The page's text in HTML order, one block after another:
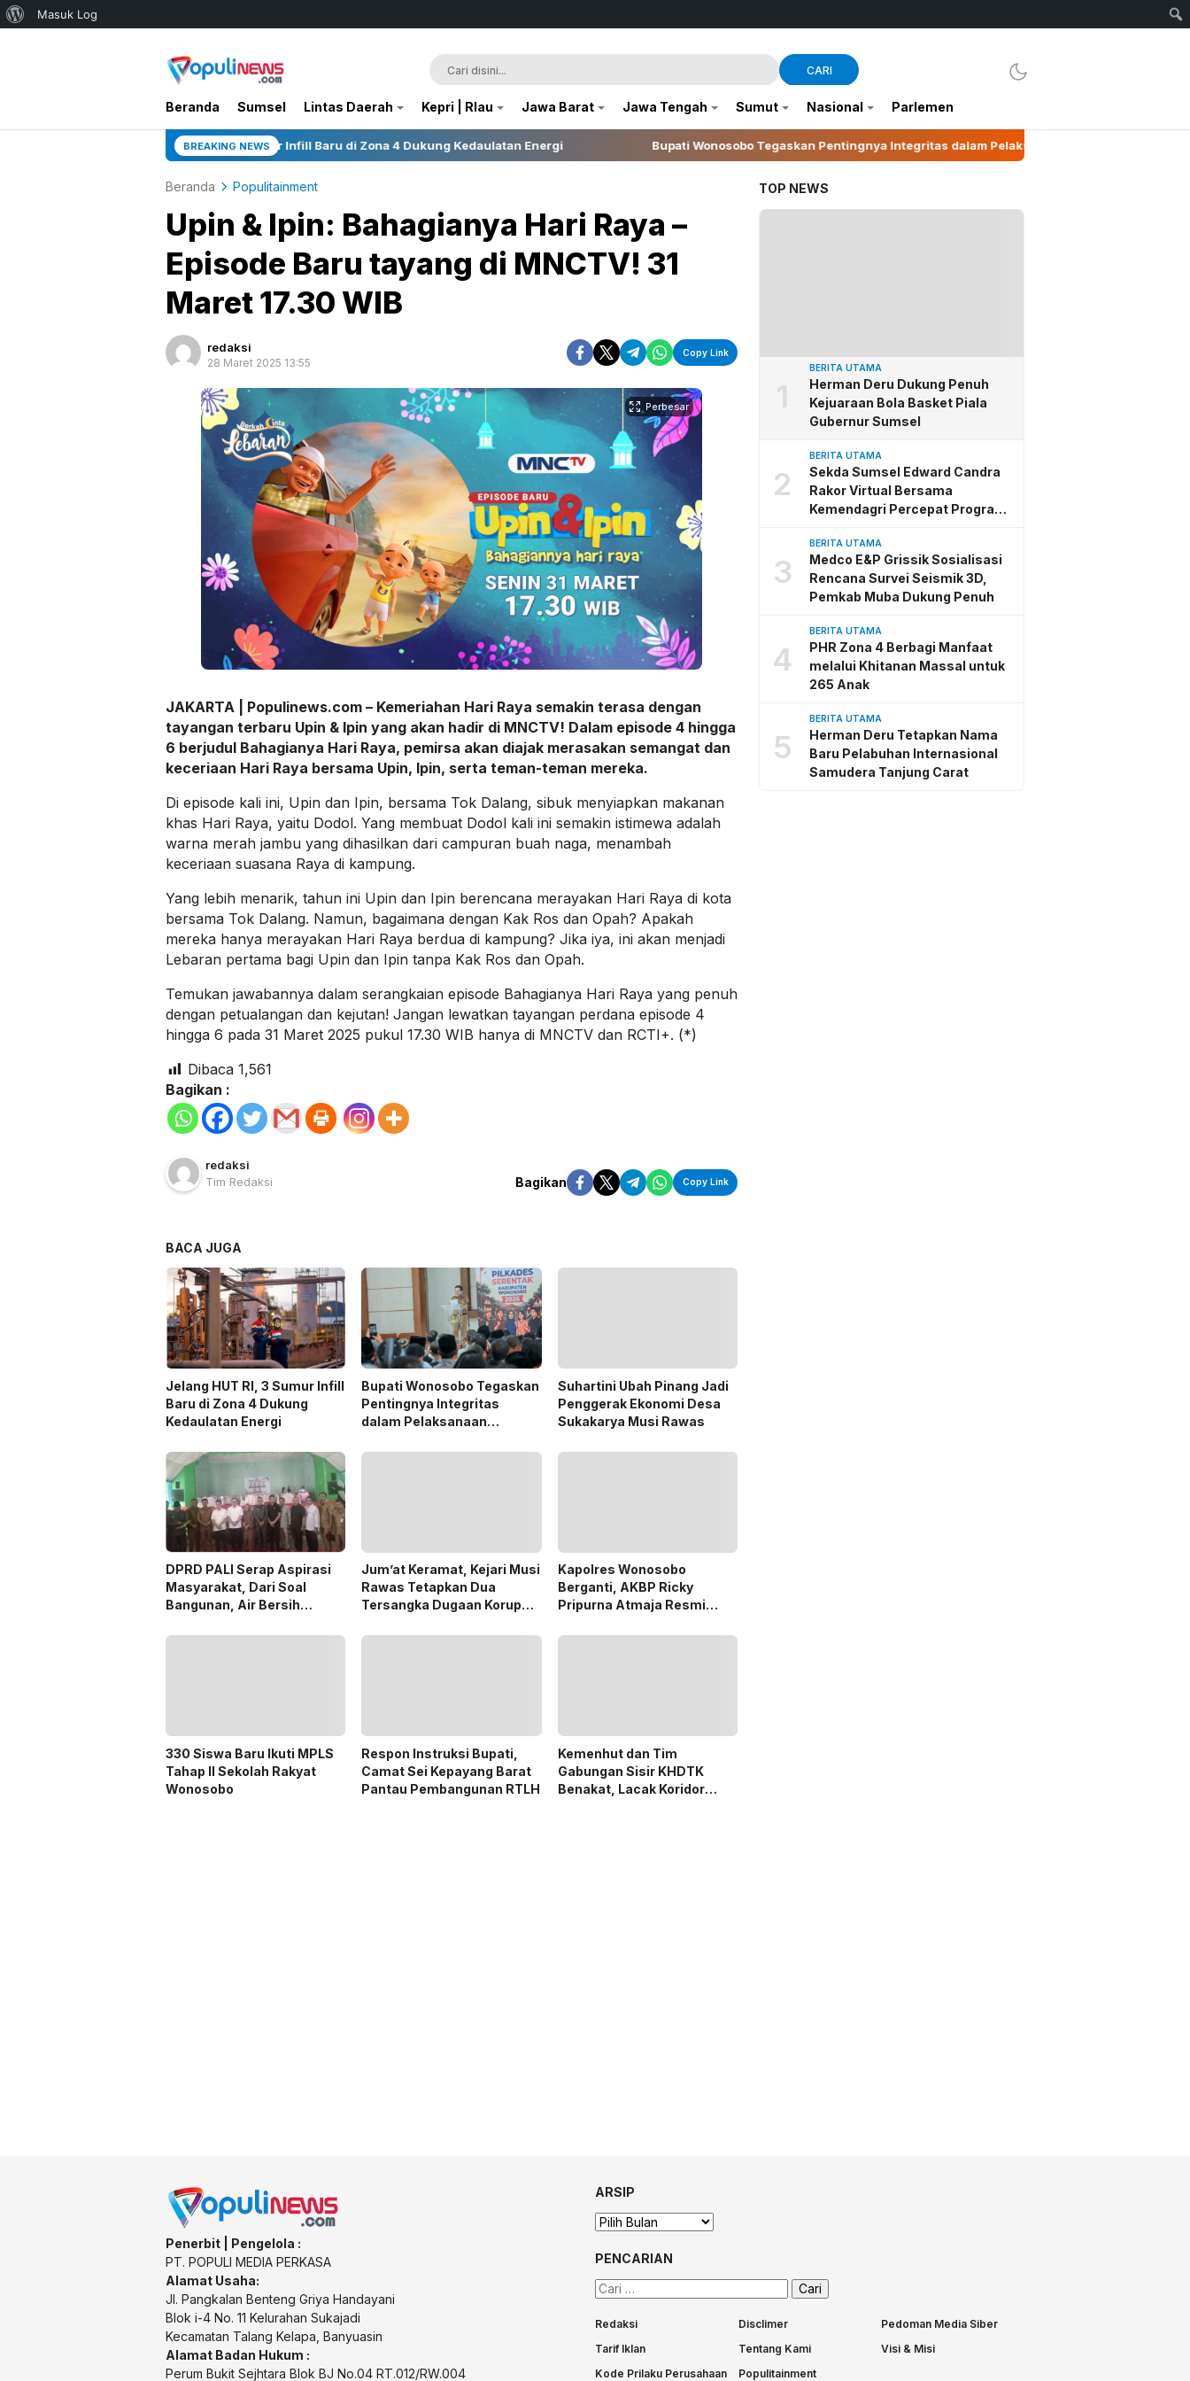
Tentang
Masuk Log
CARI
Beranda Sumsel Lintas Daerah Kepri | RIau Jawa Barat Jawa Tengah Sumut Nasional Parlemen
BREAKING NEWS
Jelang HUT RI, 3 Sumur Infill Baru di Zona 4 Dukung Kedaulatan Energi Bupati Wonosobo Tegaskan Pentingnya Integritas dalam Pelaksanaan Pilkades 2026
Beranda Populitainment
Upin & Ipin: Bahagianya Hari Raya –
Episode Baru tayang di MNCTV! 31
Maret 17.30 WIB
redaksi
28 Maret 2025 13:55
Copy Link
Perbesar
JAKARTA | Populinews.com – Kemeriahan Hari Raya semakin terasa dengan
tayangan terbaru Upin & Ipin yang akan hadir di MNCTV! Dalam episode 4 hingga
6 berjudul Bahagianya Hari Raya, pemirsa akan diajak merasakan semangat dan
keceriaan Hari Raya bersama Upin, Ipin, serta teman-teman mereka.
Di episode kali ini, Upin dan Ipin, bersama Tok Dalang, sibuk menyiapkan makanan
khas Hari Raya, yaitu Dodol. Yang membuat Dodol kali ini semakin istimewa adalah
warna merah jambu yang dihasilkan dari campuran buah naga, menambah
keceriaan suasana Raya di kampung.
Yang lebih menarik, tahun ini Upin dan Ipin berencana merayakan Hari Raya di kota
bersama Tok Dalang. Namun, bagaimana dengan Kak Ros dan Opah? Apakah
mereka hanya merayakan Hari Raya berdua di kampung? Jika iya, ini akan menjadi
Lebaran pertama bagi Upin dan Ipin tanpa Kak Ros dan Opah.
Temukan jawabannya dalam serangkaian episode Bahagianya Hari Raya yang penuh
dengan petualangan dan kejutan! Jangan lewatkan tayangan perdana episode 4
hingga 6 pada 31 Maret 2025 pukul 17.30 WIB hanya di MNCTV dan RCTI+. (*)
Dibaca 1,561
Bagikan :
redaksi
Tim Redaksi
Bagikan Copy Link
BACA JUGA
Jelang HUT RI, 3 Sumur Infill
Baru di Zona 4 Dukung
Kedaulatan Energi
Bupati Wonosobo Tegaskan
Pentingnya Integritas
dalam Pelaksanaan
Suhartini Ubah Pinang Jadi
Penggerak Ekonomi Desa
Sukakarya Musi Rawas
DPRD PALI Serap Aspirasi
Masyarakat, Dari Soal
Bangunan, Air Bersih
Jum’at Keramat, Kejari Musi
Rawas Tetapkan Dua
Tersangka Dugaan Korupsi
Kapolres Wonosobo
Berganti, AKBP Ricky
Pripurna Atmaja Resmi
330 Siswa Baru Ikuti MPLS
Tahap II Sekolah Rakyat
Wonosobo
Respon Instruksi Bupati,
Camat Sei Kepayang Barat
Pantau Pembangunan RTLH
Kemenhut dan Tim
Gabungan Sisir KHDTK
Benakat, Lacak Koridor
TOP NEWS
1
BERITA UTAMA
Herman Deru Dukung Penuh
Kejuaraan Bola Basket Piala
Gubernur Sumsel
2
BERITA UTAMA
Sekda Sumsel Edward Candra
Rakor Virtual Bersama
Kemendagri Percepat Program
3
BERITA UTAMA
Medco E&P Grissik Sosialisasi
Rencana Survei Seismik 3D,
Pemkab Muba Dukung Penuh
4
BERITA UTAMA
PHR Zona 4 Berbagi Manfaat
melalui Khitanan Massal untuk
265 Anak
5
BERITA UTAMA
Herman Deru Tetapkan Nama
Baru Pelabuhan Internasional
Samudera Tanjung Carat
Penerbit | Pengelola :
PT. POPULI MEDIA PERKASA
Alamat Usaha:
Jl. Pangkalan Benteng Griya Handayani
Blok i-4 No. 11 Kelurahan Sukajadi
Kecamatan Talang Kelapa, Banyuasin
Alamat Badan Hukum :
Perum Bukit Sejhtara Blok BJ No.04 RT.012/RW.004
ARSIP
Arsip
PENCARIAN
Cari
Redaksi Disclimer
Pedoman Media Siber
Tarif Iklan
Tentang Kami
Visi & Misi
Kode Prilaku Perusahaan
Populitainment